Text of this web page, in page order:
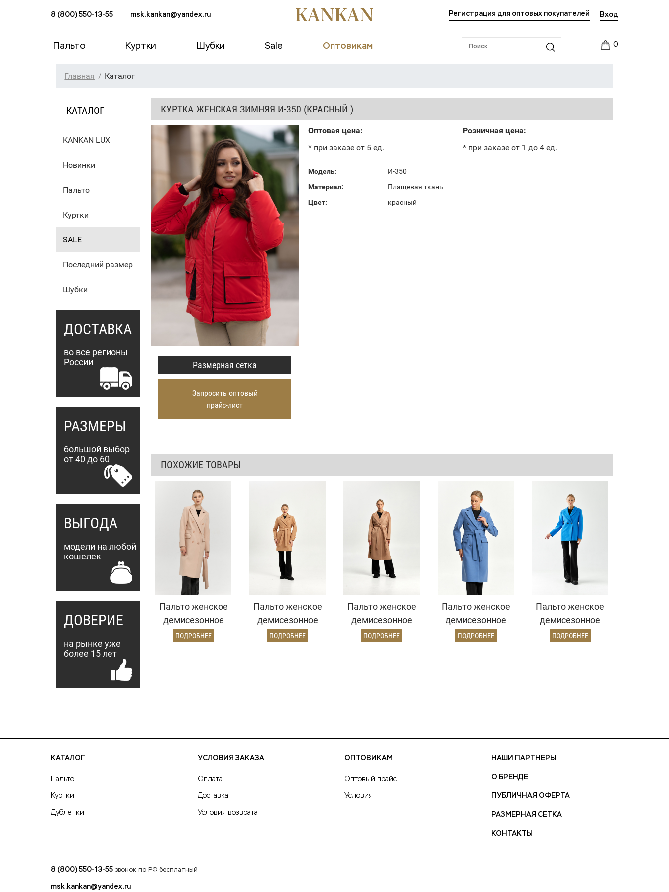
8 (800) 550-13-55 msk.kankan@yandex.ru Регистрация для оптовых покупателей Вход
Пальто Куртки Шубки Sale Оптовикам 0
Главная Каталог
КАТАЛОГ
KANKAN LUX
Новинки
Пальто
Куртки
SALE
Последний размер
Шубки
ДОСТАВКА
во все регионы
России
РАЗМЕРЫ
большой выбор
от 40 до 60
ВЫГОДА
модели на любой
кошелек
ДОВЕРИЕ
на рынке уже
более 15 лет
КУРТКА ЖЕНСКАЯ ЗИМНЯЯ И-350 (КРАСНЫЙ )
Размерная сетка
Запросить оптовый
прайс-лист
Оптовая цена:
* при заказе от 5 ед.
Розничная цена:
* при заказе от 1 до 4 ед.
Модель:
И-350
Материал:
Плащевая ткань
Цвет:
красный
ПОХОЖИЕ ТОВАРЫ
Пальто женское
демисезонное
25775 (кремовый)
ПОДРОБНЕЕ
Пальто женское
демисезонное
22970 (золото)
ПОДРОБНЕЕ
Пальто женское
демисезонное
26820 (кэмел
ПОДРОБНЕЕ
Пальто женское
демисезонное
25775 (серо-
ПОДРОБНЕЕ
Пальто женское
демисезонное
26860 (электрик)
ПОДРОБНЕЕ
КАТАЛОГ
Пальто
Куртки
Дубленки
УСЛОВИЯ ЗАКАЗА
Оплата
Доставка
Условия возврата
ОПТОВИКАМ
Оптовый прайс
Условия
НАШИ ПАРТНЕРЫ
О БРЕНДЕ
ПУБЛИЧНАЯ ОФЕРТА
РАЗМЕРНАЯ СЕТКА
КОНТАКТЫ
8 (800) 550-13-55 звонок по РФ бесплатный
msk.kankan@yandex.ru